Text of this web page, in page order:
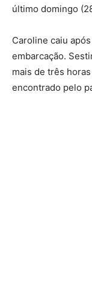
último domingo
Caroline caiu
embarcação.
mais de três
encontrado pelo